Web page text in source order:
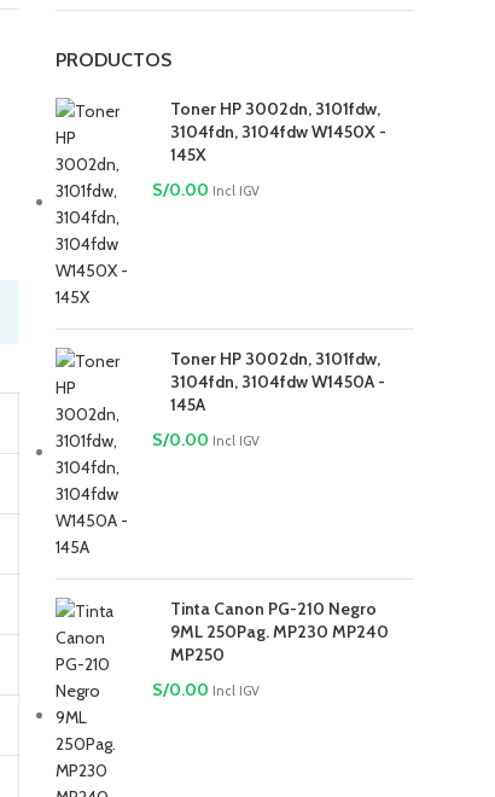
PRODUCTOS
Toner HP 3002dn, 3101fdw,
3104fdn, 3104fdw W1450X -
145X
S/0.00 Incl IGV
Toner HP 3002dn, 3101fdw,
3104fdn, 3104fdw W1450A -
145A
S/0.00 Incl IGV
Tinta Canon PG-210 Negro
9ML 250Pag. MP230 MP240
MP250
S/0.00 Incl IGV